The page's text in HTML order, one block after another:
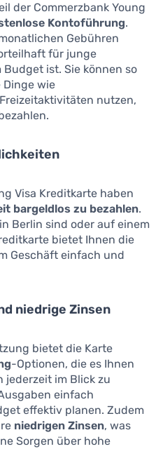
der Commerzbank Young
Kontoführung.
Gebühren
für junge
ist. Sie können so
wie
nutzen,
Visa Kreditkarte haben
bargeldlos zu bezahlen.
Berlin sind oder auf einem
bietet Ihnen die
Geschäft einfach und
niedrige Zinsen
bietet die Karte
-Optionen, die es Ihnen
jederzeit im Blick zu
einfach
effektiv planen. Zudem
niedrigen Zinsen, was
Sorgen über hohe